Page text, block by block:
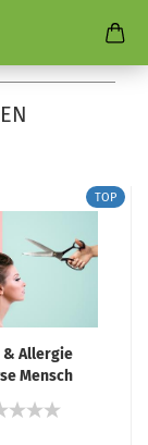
TOP
& Allergie
Mensch